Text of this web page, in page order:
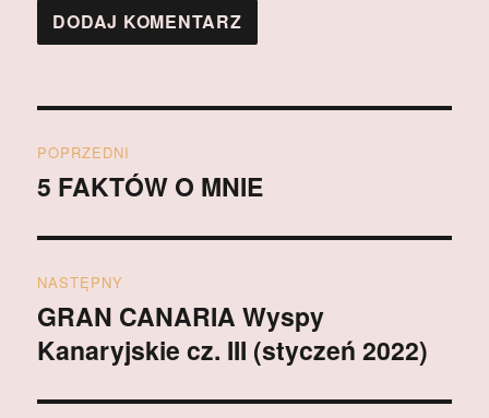
wpisu
POPRZEDNI
Poprzedni
5 FAKTÓW O MNIE
NASTĘPNY
Następny
wpis:
GRAN CANARIA Wyspy
Kanaryjskie cz. III (styczeń 2022)